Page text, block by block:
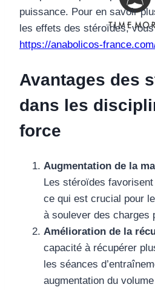
puissance. Pour en savoir
les effets des stéroïdes,
https://anabolicos-
Avantages des
dans les
force
Augmentation de la
Les stéroïdes
ce qui est crucial pour
à soulever des charges
Amélioration de la
capacité à récupérer
les séances
augmentation du